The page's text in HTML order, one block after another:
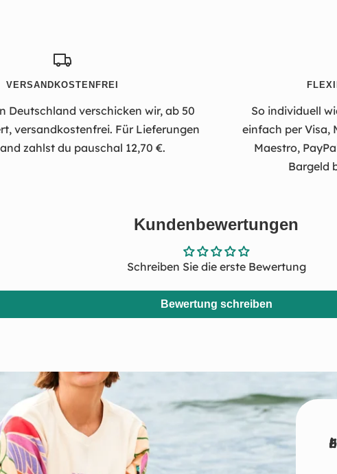
VERSANDKOSTENFREI
Deutschland verschicken wir, ab 50
versandkostenfrei. Für Lieferungen
zahlst du pauschal 12,70 €.
So individuell
einfach per Visa,
Maestro,
Bargeld
Kundenbewertungen
Schreiben Sie die erste Bewertung
Bewertung schreiben